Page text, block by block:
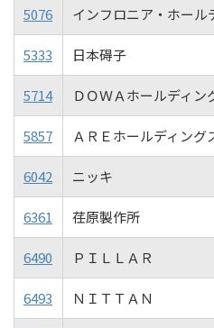
5076 インフロニア・ホール
5333 日本碍子
5714 ＤＯＷＡホールディン
5857 ＡＲＥホールディング
6042 ニッキ
6361 荏原製作所
6490 ＰＩＬＬＡＲ
6493 ＮＩＴＴＡＮ